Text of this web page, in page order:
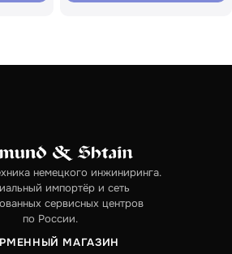
немецкого инжиниринга.
импортёр и сеть
сервисных центров
по России.
МАГАЗИН